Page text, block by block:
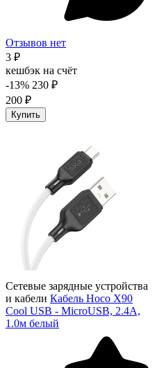
Отзывов нет
3 ₽
кешбэк на счёт
-13% 230 ₽
200 ₽
Купить
Сетевые зарядные устройства
и кабели Кабель Hoco X90
Cool USB - MicroUSB, 2.4A,
1.0м белый